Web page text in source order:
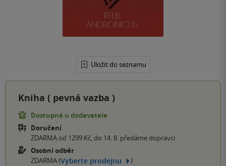
Uložit do seznamu
Kniha ( pevná vazba )
Dostupné u dodavatele
Doručení
ZDARMA od 1299 Kč, do 14. 8. předáme dopravci
Osobní odběr
ZDARMA (Vyberte prodejnu )